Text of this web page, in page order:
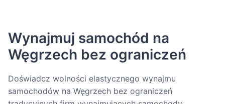
Wynajmuj samochód na
Węgrzech bez ograniczeń
Doświadcz wolności elastycznego wynajmu
samochodów na Węgrzech bez ograniczeń